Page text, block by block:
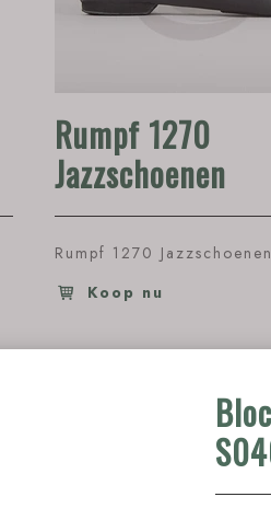
Rumpf 1270
Jazzschoenen
Rumpf 1270 Jazzschoenen
Koop nu